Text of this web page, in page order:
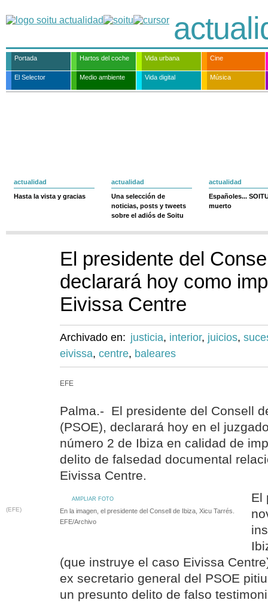
Portada Hartos del coche Vida urbana Cine
El Selector Medio ambiente Vida digital Música
actualidad
Hasta la vista y gracias
actualidad
Una selección de
noticias, posts y tweets
sobre el adiós de Soitu
actualidad
Españoles...
muerto
El presidente del
declarará hoy como
Eivissa Centre
Archivado en: justicia, interior, juicios,
eivissa, centre, baleares
EFE
Palma.- El presidente del Consell
(PSOE), declarará hoy en el
número 2 de Ibiza en calidad de
delito de falsedad documental
Eivissa Centre.
AMPLIAR FOTO
(EFE)
En la imagen, el presidente del Consell de Ibiza, Xicu Tarrés.
EFE/Archivo
El
(que instruye el caso Eivissa
ex secretario general del PSOE
un presunto delito de falso